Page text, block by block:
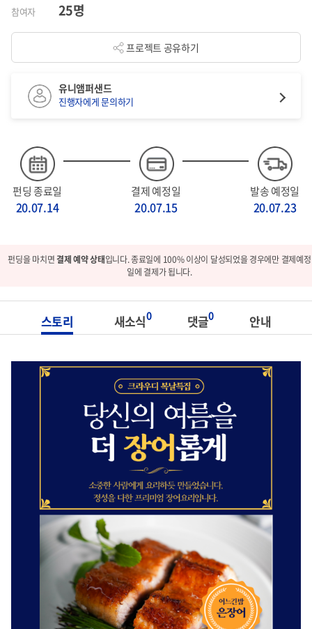
참여자 25명
프로젝트 공유하기
펀딩 종료일
20.07.14
결제 예정일
20.07.15
발송 예정일
20.07.23
유니앰퍼샌드
진행자에게 문의하기
펀딩을 마치면결제 예약 상태입니다. 종료일에 100% 이상이 달성되었을 경우에만 결제예정
일에 결제가 됩니다.
스토리 새소식0 댓글0 안내